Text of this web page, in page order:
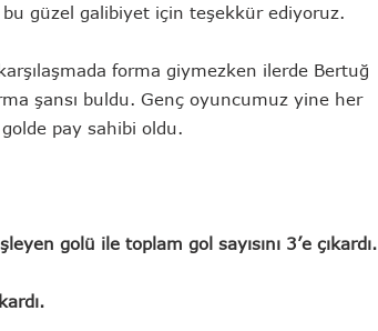
güzel galibiyet için teşekkür ediyoruz.
forma giymezken ilerde Bertuğ
şansı buldu. Genç oyuncumuz yine her
pay sahibi oldu.
golü ile toplam gol sayısını 3’e çıkardı.